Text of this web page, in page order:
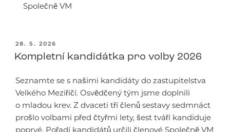
Společně VM
PUBLIKOVÁNO
28. 5. 2026
Kompletní kandidátka pro volby 2026
Seznamte se s našimi kandidáty do zastupitelstva
Velkého Meziříčí. Osvědčený tým jsme doplnili
o mladou krev. Z dvaceti tří členů sestavy sedmnáct
prošlo volbami před čtyřmi lety, šest tváří kandiduje
poprvé. Pořadí kandidátů určili členové Společně VM